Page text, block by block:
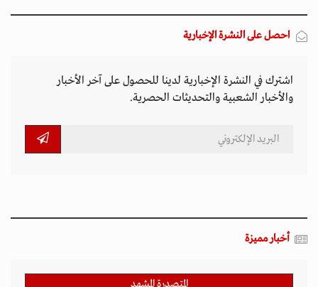
احصل على النشرة الإخبارية
اشترك في النشرة الإخبارية لدينا للحصول على آخر الأخبار
والأخبار الشعبية والتحديثات الحصرية.
أخبار مميزة
المتصدرة المشهد